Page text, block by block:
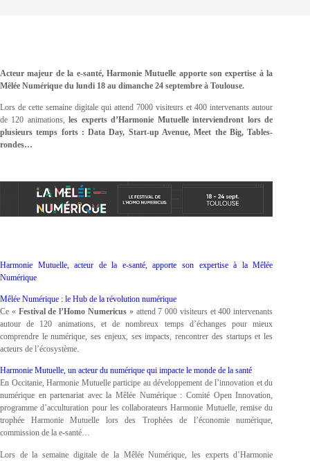
Acteur majeur de la e-santé, Harmonie Mutuelle apporte son expertise à la
Mêlée Numérique du lundi 18 au dimanche 24 septembre à Toulouse.
Lors de cette semaine digitale qui attend 7000 visiteurs et 400 intervenants autour
de 120 animations,les experts d’Harmonie Mutuelle interviendront lors de
plusieurs temps forts : Data Day, Start-up Avenue, Meet the Big, Tables-
rondes…
Harmonie Mutuelle, acteur de la e-santé, apporte son expertise à la Mêlée
Numérique
Mêlée Numérique : le Hub de la révolution numérique
Ce « Festival de l’Homo Numericus» attend 7 000 visiteurs et 400 intervenants
autour de 120 animations, et de nombreux temps d’échanges pour mieux
comprendre le numérique, ses enjeux, ses impacts, rencontrer des startups et les
acteurs de l’écosystème.
Harmonie Mutuelle, un acteur du numérique qui impacte le monde de la santé
En Occitanie, Harmonie Mutuelle participe au développement de l’innovation et du
numérique en partenariat avec la Mêlée Numérique : Comité Open Innovation,
programme d’acculturation pour les collaborateurs Harmonie Mutuelle, remise du
trophée Harmonie Mutuelle lors des Trophées de l’économie numérique,
commission de la e-santé…
Lors de la semaine digitale de la Mêlée Numérique, les experts d’Harmonie